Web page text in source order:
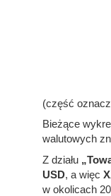
(część
Bieżące
walutowych
Z działu
USD, a więc
w okolicach